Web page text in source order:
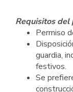
Requisitos del
Permiso
guardia,
festivos.
Se